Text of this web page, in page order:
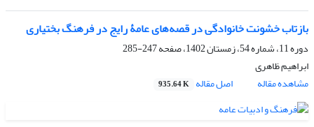
بازتاب خشونت خانوادگی در قصه‌‌های عامۀ رایج در فرهنگ بختیاری
دوره 11، شماره 54، زمستان 1402، صفحه
247-285
ابراهیم ظاهری
مشاهده مقاله
اصل مقاله 935.64 K